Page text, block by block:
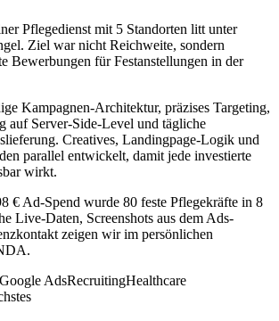
Pflegedienst mit 5 Standorten litt unter
Ziel war nicht Reichweite, sondern
Bewerbungen für Festanstellungen in der
Kampagnen-Architektur, präzises Targeting,
auf Server-Side-Level und tägliche
Creatives, Landingpage-Logik und
parallel entwickelt, damit jede investierte
wirkt.
€ Ad-Spend wurde 80 feste Pflegekräfte in 8
Live-Daten, Screenshots aus dem Ads-
zeigen wir im persönlichen
Google AdsRecruitingHealthcare